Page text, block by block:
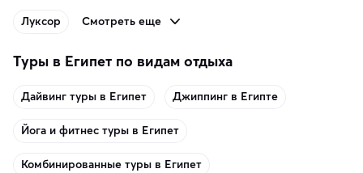
Луксор Смотреть еще
Туры в Египет по видам отдыха
Дайвинг туры в Египет Джиппинг в Египте
Йога и фитнес туры в Египет
Комбинированные туры в Египет